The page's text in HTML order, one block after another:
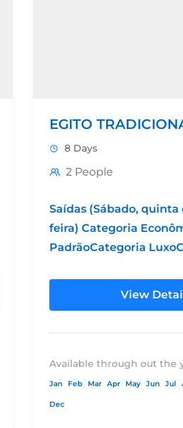
EGITO
8 Days
2 People
Saídas (Sábado, quinta
feira) Categoria
PadrãoCategoria
PadrãoHotel 5*
View
Available through out the
Jan Feb Mar Apr May Jun Jul
Dec